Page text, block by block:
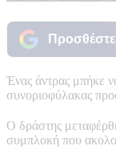
Ένας άντρας μπήκε
συνοριοφύλακας
Ο δράστης
συμπλοκή που